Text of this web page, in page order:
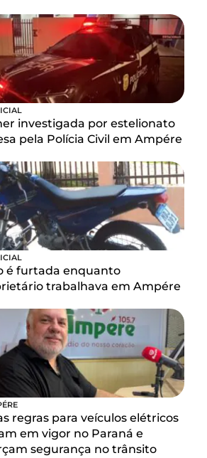
investigada por estelionato
pela Polícia Civil em Ampére
é furtada enquanto
trabalhava em Ampére
regras para veículos elétricos
em vigor no Paraná e
segurança no trânsito